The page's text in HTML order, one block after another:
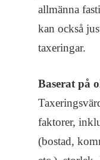
allmänna
kan också
taxeringar.
Baserat på
faktorer,
(bostad,